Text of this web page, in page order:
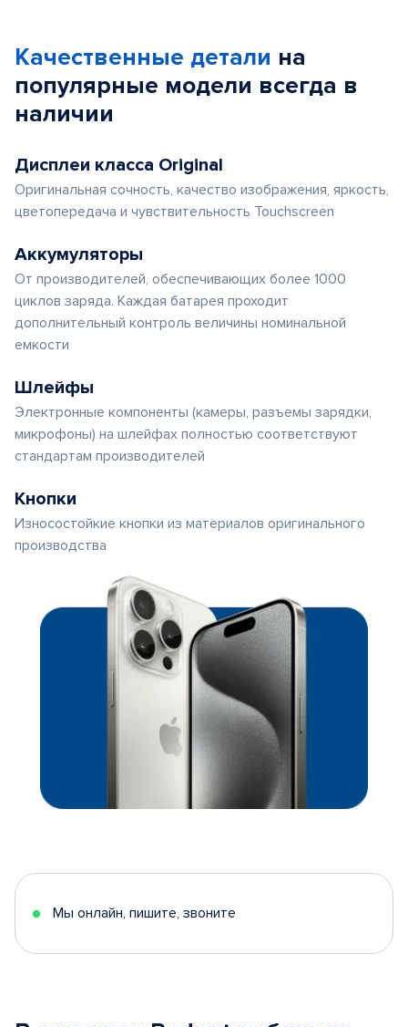
Качественные детали на
популярные модели всегда в
наличии
Дисплеи класса Original
Оригинальная сочность, качество изображения, яркость,
цветопередача и чувствительность Touchscreen
Аккумуляторы
От производителей, обеспечивающих более 1000
циклов заряда. Каждая батарея проходит
дополнительный контроль величины номинальной
емкости
Шлейфы
Электронные компоненты (камеры, разъемы зарядки,
микрофоны) на шлейфах полностью соответствуют
стандартам производителей
Кнопки
Износостойкие кнопки из материалов оригинального
производства
Мы онлайн, пишите, звоните